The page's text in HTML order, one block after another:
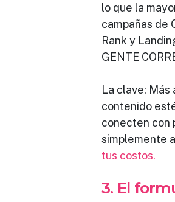
lo que la
campañas de
Rank y
GENTE
La clave:
contenido
conecten con
simplemente
tus costos.
3. El